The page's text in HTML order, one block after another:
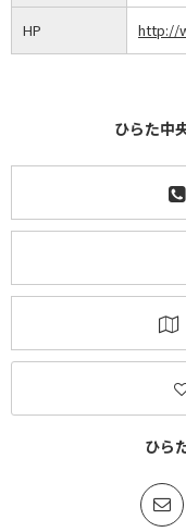
HP http://
ひらた中
ひら